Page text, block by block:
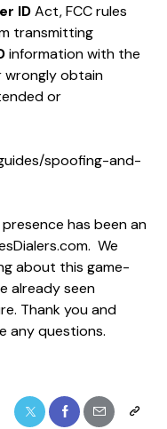
IDAct, FCC rules
transmitting
information with the
wrongly obtain
or
spoofing-and-
has been an
. We
about this game-
already seen
Thank you and
any questions.